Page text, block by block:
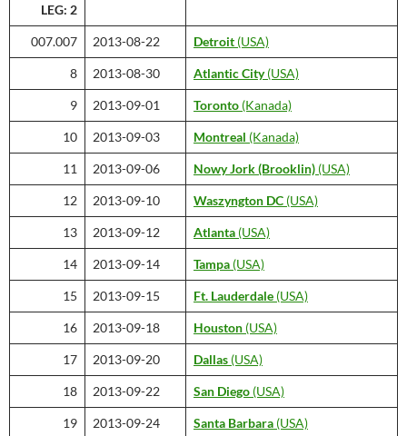
LEG: 2
007.007 2013-08-22 Detroit (USA)
8 2013-08-30 Atlantic City(USA)
9 2013-09-01 Toronto (Kanada)
10 2013-09-03 Montreal (Kanada)
11 2013-09-06 Nowy Jork(Brooklin) (USA)
12 2013-09-10 Waszyngton DC (USA)
13 2013-09-12 Atlanta (USA)
14 2013-09-14 Tampa (USA)
15 2013-09-15 Ft. Lauderdale (USA)
16 2013-09-18 Houston (USA)
17 2013-09-20 Dallas (USA)
18 2013-09-22 San Diego (USA)
19 2013-09-24 Santa Barbara (USA)